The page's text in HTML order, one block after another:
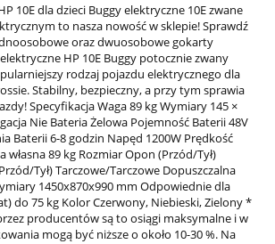
10E dla dzieci Buggy elektryczne 10E zwane
to nasza nowość w sklepie! Sprawdź
oraz dwuosobowe gokarty
HP 10E Buggy potocznie zwany
rodzaj pojazdu elektrycznego dla
Stabilny, bezpieczny, a przy tym sprawia
Specyfikacja Waga 89 kg Wymiary 145 ×
Nie Bateria Żelowa Pojemność Baterii 48V
Baterii 6-8 godzin Napęd 1200W Prędkość
własna 89 kg Rozmiar Opon (Przód/Tył)
Tył) Tarczowe/Tarczowe Dopuszczalna
1450x870x990 mm Odpowiednie dla
do 75 kg Kolor Czerwony, Niebieski, Zielony *
producentów są to osiągi maksymalne i w
mogą być niższe o około 10-30 %. Na